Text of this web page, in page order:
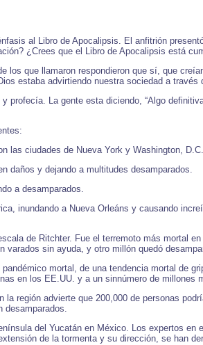
al Libro de Apocalipsis. El anfitrión
¿Crees que el Libro de Apocalipsis está
los que llamaron respondieron que sí, que
estaba advirtiendo nuestra sociedad a
profecía. La gente esta diciendo, “Algo
las ciudades de Nueva York y Washington,
daños y dejando a multitudes desamparados.
a desamparados.
inundando a Nueva Orleáns y causando
de Ritchter. Fue el terremoto más mortal
sin ayuda, y otro millón quedó
mortal, de una tendencia mortal de
en los EE.UU. y a un sinnúmero de millones
región advierte que 200,000 de personas
desamparados.
del Yucatán en México. Los expertos en
de la tormenta y su dirección, se han